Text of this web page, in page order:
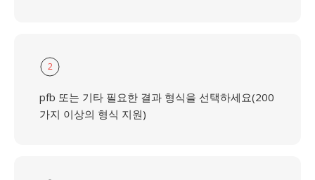
2
pfb 또는 기타 필요한 결과 형식을 선택하세요(200
가지 이상의 형식 지원)